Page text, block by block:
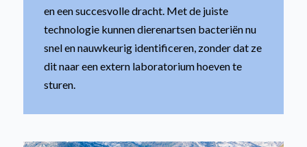
en een succesvolle dracht. Met de juiste
technologie kunnen dierenartsen bacteriën nu
snel en nauwkeurig identificeren, zonder dat ze
dit naar een extern laboratorium hoeven te
sturen.